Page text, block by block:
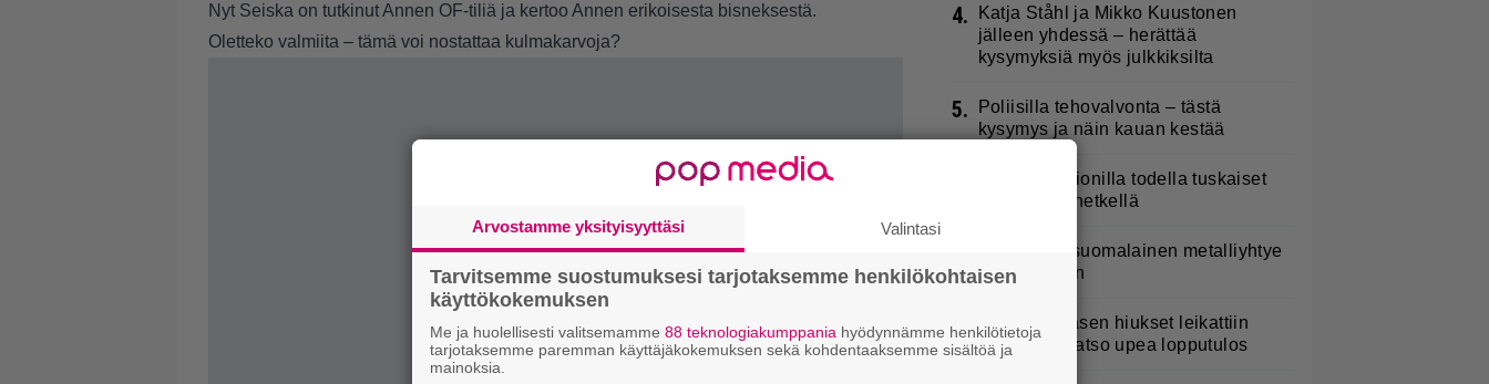
Nyt Seiska on tutkinut Annen OF-tiliä ja kertoo Annen erikoisesta bisneksestä.
Oletteko valmiita – tämä voi nostattaa kulmakarvoja?
4.
Katja Ståhl ja Mikko Kuustonen
jälleen yhdessä – herättää
kysymyksiä myös julkkiksilta
5.
Poliisilla tehovalvonta – tästä
kysymys ja näin kauan kestää
Laulaja Marionilla todella tuskaiset
paikat tällä hetkellä
Rakastettu suomalainen metalliyhtye
tekee paluun
8.
Kerttu Rissasen hiukset leikattiin
lyhyeksi – katso upea lopputulos
Arvostamme yksityisyyttäsi Valintasi
Tarvitsemme suostumuksesi tarjotaksemme henkilökohtaisen
käyttökokemuksen
Me ja huolellisesti valitsemamme 88 teknologiakumppania hyödynnämme henkilötietoja
tarjotaksemme paremman käyttäjäkokemuksen sekä kohdentaaksemme sisältöä ja
mainoksia.